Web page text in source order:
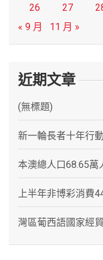
26
27
« 9 月
11 月 »
近期文章
(無標題)
新一輪長者十年行
本澳總人口68.65萬
上半年非博彩消費
灣區葡西語國家經